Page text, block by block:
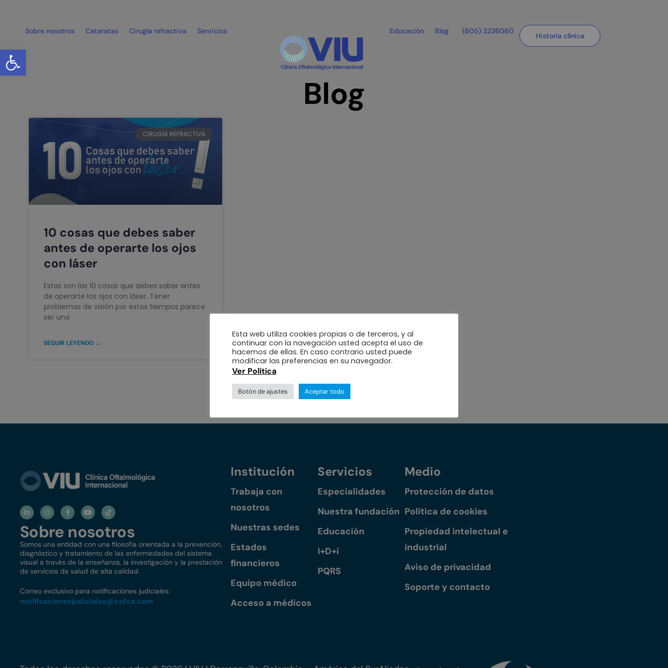
Abrir barra de herramientas
Sobre nosotros Cataratas Cirugía refractiva Servicios Educación Blog (605) 3226060
Historia clínica
Blog
CIRUGÍA REFRACTIVA
10 cosas que debes saber
antes de operarte los ojos
con láser
Estas son las 10 cosas que debes saber antes
de operarte los ojos con láser. Tener
problemas de visión por estos tiempos parece
ser una
SEGUIR LEYENDO →
Sobre nosotros
Somos una entidad con una filosofía orientada a la prevención,
diagnóstico y tratamiento de las enfermedades del sistema
visual a través de la enseñanza, la investigación y la prestación
de servicios de salud de alta calidad.
Correo exclusivo para notificaciones judiciales:
notificacionesjudiciales@cofca.com
Institución
Trabaja con
nosotros
Nuestras sedes
Estados
financieros
Equipo médico
Acceso a médicos
Servicios
Especialidades
Nuestra fundación
Educación
I+D+i
PQRS
Medio
Protección de datos
Política de cookies
Propiedad intelectual e
industrial
Aviso de privacidad
Soporte y contacto
Esta web utiliza cookies propias o de terceros, y al
continuar con la navegación usted acepta el uso de
hacemos de ellas. En caso contrario usted puede
modificar las preferencias en su navegador.
Ver Política
Botón de ajustes Aceptar todo